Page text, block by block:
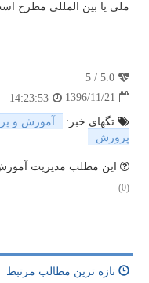
ملی یا بین المللی مطرح
5.0
/
5
1396/11/21
14:23:53
تگهای خبر:
آموزش و
پرورش
این مطلب مدیریت آموزش
(0)
تازه ترین مطالب مرتبط